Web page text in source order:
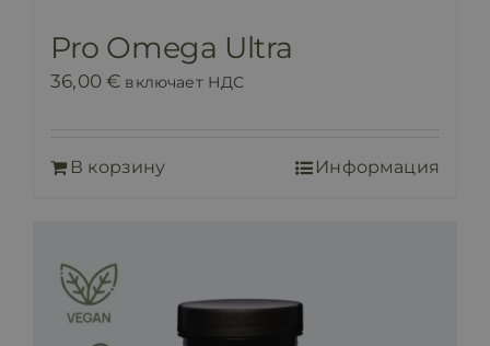
Pro Omega Ultra
36,00€ включает НДС
В корзину Информация